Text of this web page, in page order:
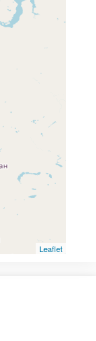
Leaflet